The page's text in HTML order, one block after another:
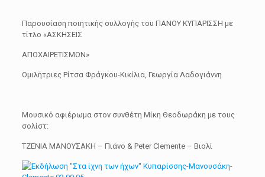
Παρουσίαση ποιητικής συλλογής του ΠΑΝΟΥ ΚΥΠΑΡΙΣΣΗ με
τίτλο «ΑΣΚΗΣΕΙΣ
ΑΠΟΧΑΙΡΕΤΙΣΜΩΝ»
Ομιλήτριες Ρίτσα Φράγκου-Κικίλια, Γεωργία Λαδογιάννη
Μουσικό αφιέρωμα στον συνθέτη Μίκη Θεοδωράκη με τους
σολίστ:
ΤΖΕΝΙΑ ΜΑΝΟΥΣΑΚΗ – Πιάνο & Peter Clemente – Βιολί